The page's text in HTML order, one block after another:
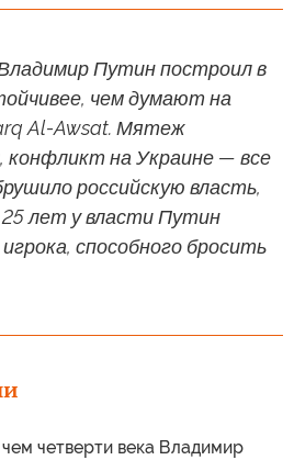
Путин построил в
чем думают на
Al-Awsat. Мятеж
конфликт на Украине — все
российскую власть,
25 лет у власти Путин
способного бросить
четверти века Владимир